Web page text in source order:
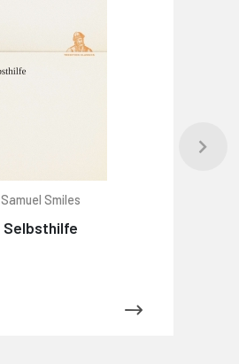
Samuel Smiles
Selbsthilfe